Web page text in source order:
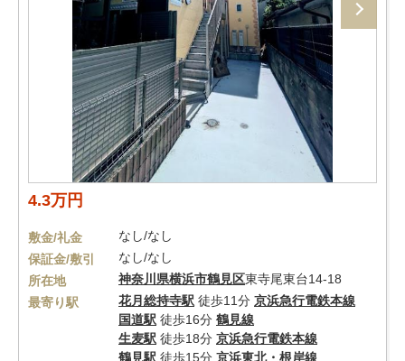
4.3万円
敷金/礼金
なし/なし
保証金/敷引
なし/なし
所在地
神奈川県横浜市鶴見区東寺尾東台14-18
最寄り駅
花月総持寺駅 徒歩11分 京浜急行電鉄本線
国道駅 徒歩16分 鶴見線
生麦駅 徒歩18分 京浜急行電鉄本線
鶴見駅 徒歩15分 京浜東北・根岸線